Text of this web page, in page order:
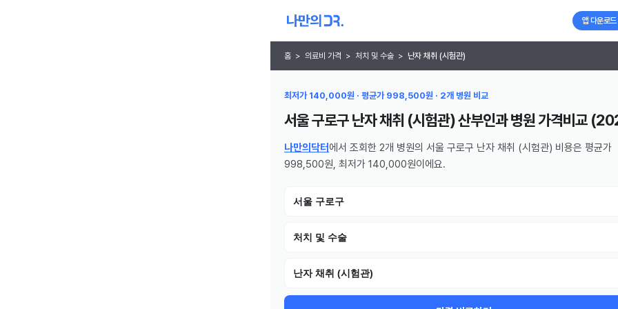
앱 다운로드
홈 > 의료비 가격 > 처치 및 수술 > 난자 채취 (시험관)
최저가 140,000원 · 평균가 998,500원 · 2개 병원 비교
서울 구로구 난자 채취 (시험관) 산부인과 병원가격비교 (
나만의닥터 에서 조회한 2개 병원의 서울 구로구 난자 채취 (시험관) 비용은 평균가
998,500원, 최저가 140,000원이에요.
서울 구로구
처치 및 수술
난자 채취 (시험관)